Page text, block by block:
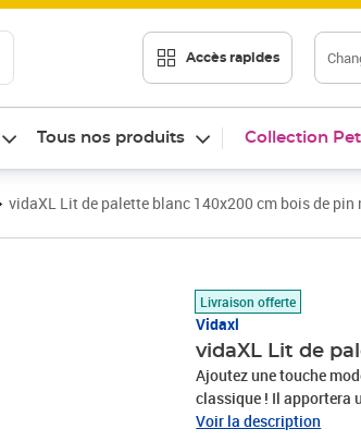
Accès rapides
Tous nos produits Collection
vidaXL Lit de palette blanc 140x200 cm bois de pin
Livraison offerte
Vidaxl
vidaXL Lit de
Ajoutez une touche
classique ! Il apportera
massif : le bois de pin
Voir la description
Prix 177,89€